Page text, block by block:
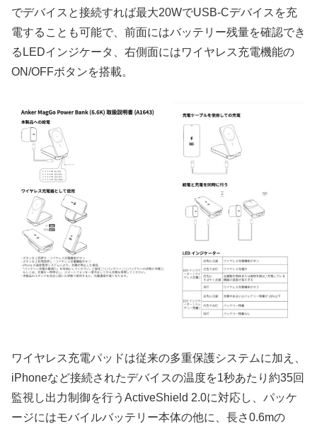
でデバイスと接続すれば最大20WでUSB-Cデバイスを充
電することも可能で、前面にはバッテリー残量を確認でき
るLEDインジケータ、右側面にはワイヤレス充電機能の
ON/OFFボタンを搭載。
ワイヤレス充電パッドは従来の多重保護システムに加え、
iPhoneなど接続されたデバイスの温度を1秒あたり約35回
監視し出力制御を行うActiveShield 2.0に対応し、パッケ
ージにはモバイルバッテリー本体の他に、長さ0.6mの